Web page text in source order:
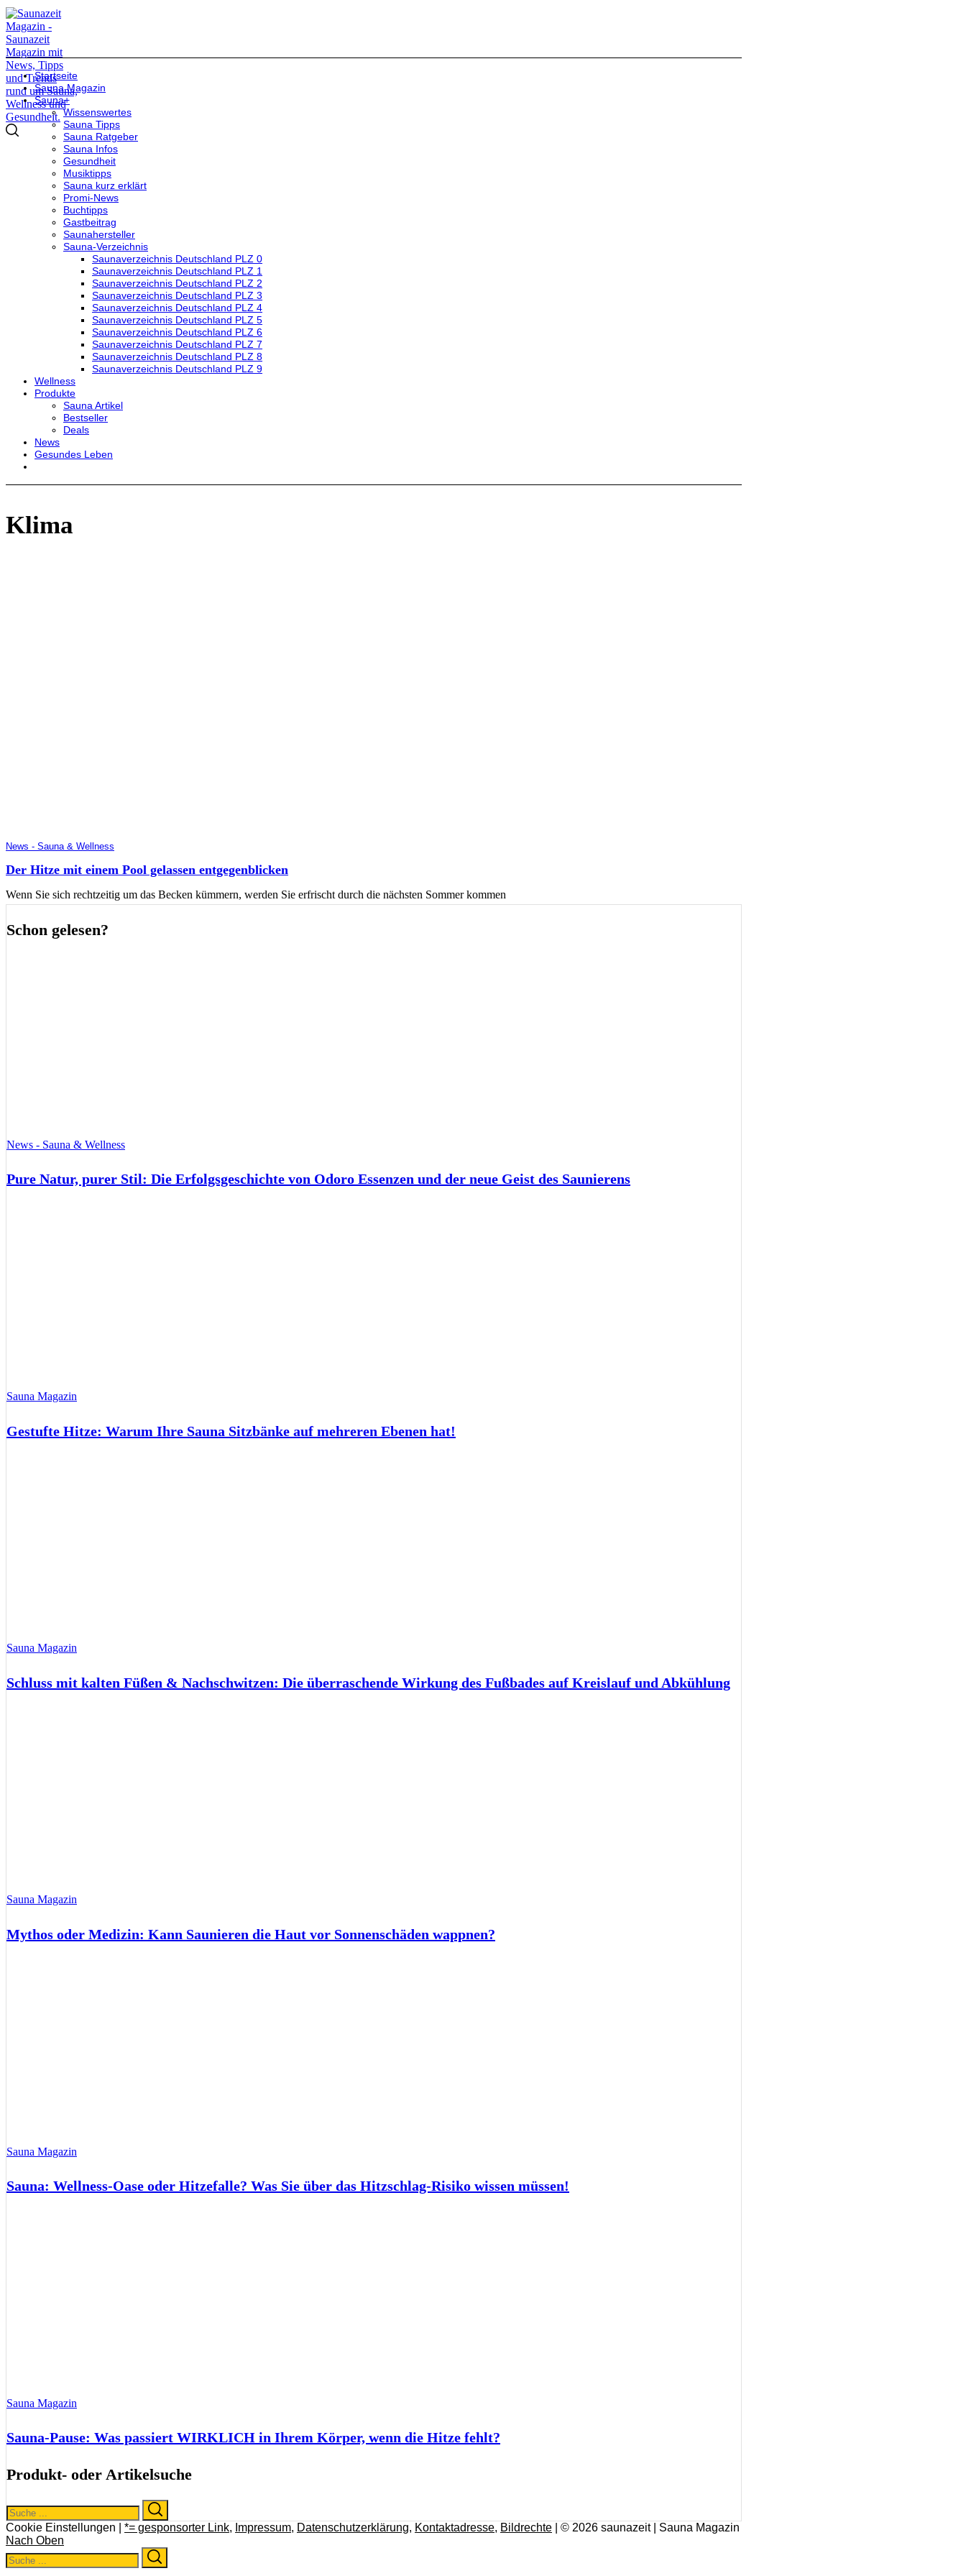
Startseite
Sauna Magazin
Sauna+
Wissenswertes
Sauna Tipps
Sauna Ratgeber
Sauna Infos
Gesundheit
Musiktipps
Sauna kurz erklärt
Promi-News
Buchtipps
Gastbeitrag
Saunahersteller
Sauna-Verzeichnis
Saunaverzeichnis Deutschland PLZ 0
Saunaverzeichnis Deutschland PLZ 1
Saunaverzeichnis Deutschland PLZ 2
Saunaverzeichnis Deutschland PLZ 3
Saunaverzeichnis Deutschland PLZ 4
Saunaverzeichnis Deutschland PLZ 5
Saunaverzeichnis Deutschland PLZ 6
Saunaverzeichnis Deutschland PLZ 7
Saunaverzeichnis Deutschland PLZ 8
Saunaverzeichnis Deutschland PLZ 9
Wellness
Produkte
Sauna Artikel
Bestseller
Deals
News
Gesundes Leben
Klima
News - Sauna & Wellness
Der Hitze mit einem Pool gelassen entgegenblicken
Wenn Sie sich rechtzeitig um das Becken kümmern, werden Sie erfrischt durch die nächsten Sommer kommen
Schon gelesen?
News - Sauna & Wellness
Pure Natur, purer Stil: Die Erfolgsgeschichte von Odoro Essenzen und der neue Geist des Saunierens
Sauna Magazin
Gestufte Hitze: Warum Ihre Sauna Sitzbänke auf mehreren Ebenen hat!
Sauna Magazin
Schluss mit kalten Füßen & Nachschwitzen: Die überraschende Wirkung des Fußbades auf Kreislauf und Abkühlung
Sauna Magazin
Mythos oder Medizin: Kann Saunieren die Haut vor Sonnenschäden wappnen?
Sauna Magazin
Sauna: Wellness-Oase oder Hitzefalle? Was Sie über das Hitzschlag-Risiko wissen müssen!
Sauna Magazin
Sauna-Pause: Was passiert WIRKLICH in Ihrem Körper, wenn die Hitze fehlt?
Produkt- oder Artikelsuche
Search
for:
Cookie Einstellungen | *= gesponsorter Link, Impressum, Datenschutzerklärung, Kontaktadresse, Bildrechte | © 2026 saunazeit | Sauna Magazin
Nach Oben
Search
for: